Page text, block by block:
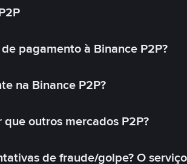
pagamento à Binance P2P?
na Binance P2P?
outros mercados P2P?
de fraude/golpe? O